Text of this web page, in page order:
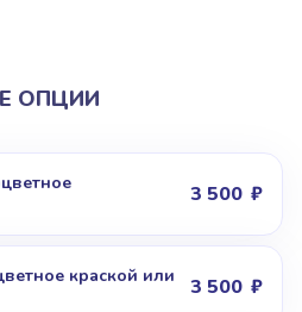
ОПЦИИ
3 500
краской или
3 500